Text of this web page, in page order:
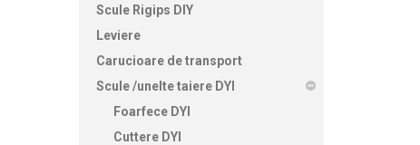
Scule Rigips DIY
Leviere
Carucioare de transport
Scule /unelte taiere DYI
Foarfece DYI
Cuttere DYI